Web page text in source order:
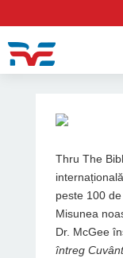
Thru The
peste 100
Misunea
Dr. McGee
întreg